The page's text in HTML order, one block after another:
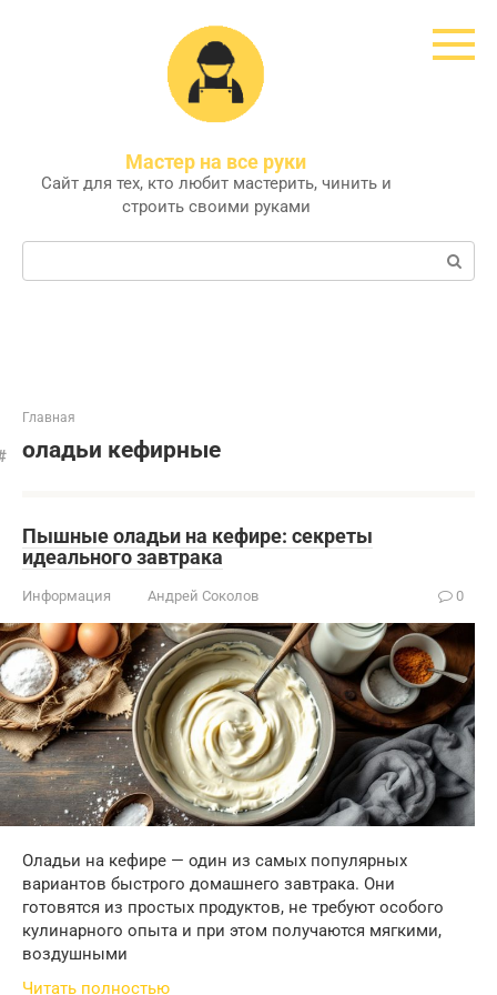
Мастер на все руки
Сайт для тех, кто любит мастерить, чинить и
строить своими руками
Поиск:
Главная
оладьи кефирные
Пышные оладьи на кефире: секреты
идеального завтрака
Информация Андрей Соколов 0
Оладьи на кефире — один из самых популярных
вариантов быстрого домашнего завтрака. Они
готовятся из простых продуктов, не требуют особого
кулинарного опыта и при этом получаются мягкими,
воздушными
Читать полностью